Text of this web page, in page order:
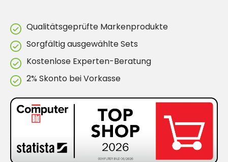
Qualitätsgeprüfte Markenprodukte
Sorgfältig ausgewählte Sets
Kostenlose Experten-Beratung
2% Skonto bei Vorkasse